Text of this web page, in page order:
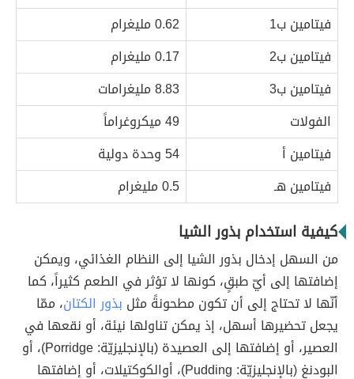
فيتامين ب1
0.62 مليغرام
فيتامين ب2
0.17 مليغرام
فيتامين ب3
8.83 مليغرامات
الفولات
49 ميكروغراماً
فيتامين أ
54 وحدة دولية
فيتامين هـ
0.5 مليغرام
كيفية استخدام بذور الشيا
من السهل إدخال بذور الشيا إلى النظام الغذائي، ويمكن
إضافتها إلى أيّ طبقٍ، كونها لا تؤثر في الطعم كثيراً، كما
أنّها لا تحتاج إلى أن تكون مطحونةً مثل بذور الكتان، ممّا
يجعل تحضيرها أسهل، إذ يمكن تناولها نيئة، أو نقعها في
العصير، أو إضافتها إلى العصيدة (بالإنجليزيّة: Porridge)، أو
البودنغ (بالإنجليزيّة: Pudding)، أوالكوكتيلات، أو إضافتها